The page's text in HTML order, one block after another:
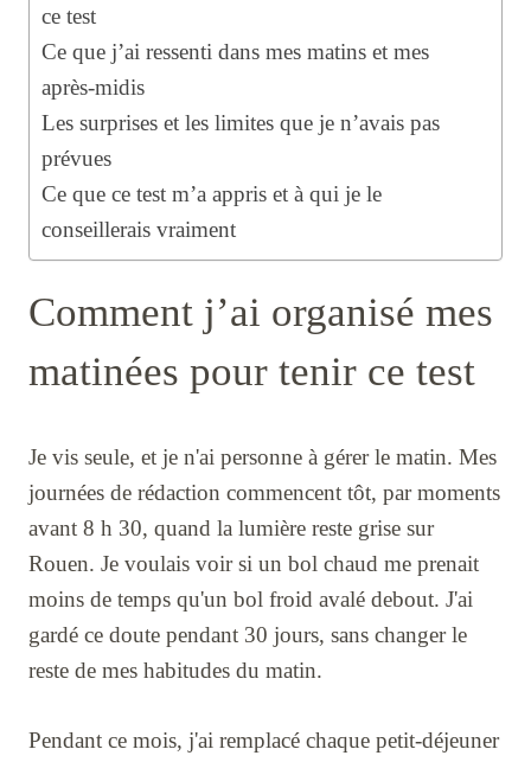
ce test
Ce que j’ai ressenti dans mes matins et mes
après-midis
Les surprises et les limites que je n’avais pas
prévues
Ce que ce test m’a appris et à qui je le
conseillerais vraiment
Comment j’ai organisé mes
matinées pour tenir ce test
Je vis seule, et je n'ai personne à gérer le matin. Mes
journées de rédaction commencent tôt, par moments
avant 8 h 30, quand la lumière reste grise sur
Rouen. Je voulais voir si un bol chaud me prenait
moins de temps qu'un bol froid avalé debout. J'ai
gardé ce doute pendant 30 jours, sans changer le
reste de mes habitudes du matin.
Pendant ce mois, j'ai remplacé chaque petit-déjeuner